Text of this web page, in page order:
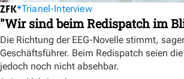
Trianel-Interview
"Wir sind beim Redispatch im
Die Richtung der EEG-Novelle stimmt,
Geschäftsführer. Beim Redispatch seien
jedoch noch nicht absehbar.